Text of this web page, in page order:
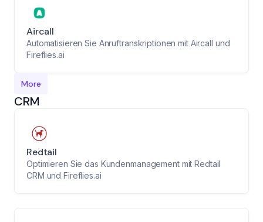
Aircall
Automatisieren Sie Anruftranskriptionen mit Aircall und
Fireflies.ai
More
CRM
Redtail
Optimieren Sie das Kundenmanagement mit Redtail
CRM und Fireflies.ai